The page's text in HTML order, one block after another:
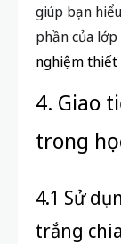
giúp bạn
phần của
nghiệm thiết
4. Giao
trong
4.1 Sử
trắng